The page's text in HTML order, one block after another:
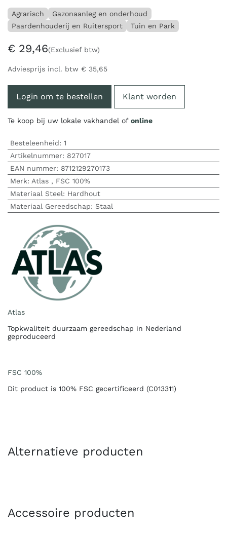
Agrarisch
Gazonaanleg en onderhoud
Paardenhouderij en Ruitersport
Tuin en Park
€ 29,46(Exclusief btw)
Adviesprijs incl. btw € 35,65
Login om te bestellen Klant worden
Te koop bij uw lokale vakhandel of online
Besteleenheid: 1
Artikelnummer: 827017
EAN nummer: 8712129270173
Merk: Atlas, FSC 100%
Materiaal Steel: Hardhout
Materiaal Gereedschap: Staal
Atlas
Topkwaliteit duurzaam gereedschap in Nederland
geproduceerd
FSC 100%
Dit product is 100% FSC gecertificeerd (C013311)
Alternatieve producten
Accessoire producten